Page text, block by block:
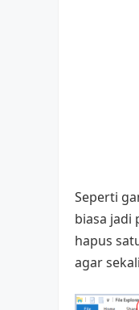
Seperti
biasa jadi
hapus
agar